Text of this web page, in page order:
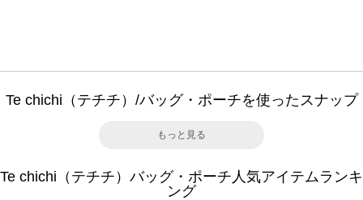
Te chichi（テチチ）/バッグ・ポーチを使ったスナップ
もっと見る
Te chichi（テチチ）バッグ・ポーチ人気アイテムランキ
ング